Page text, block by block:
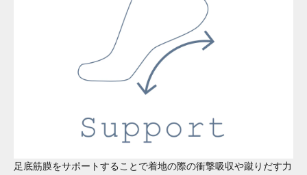
足底筋膜をサポートすることで着地の際の衝撃吸収や蹴りだす力